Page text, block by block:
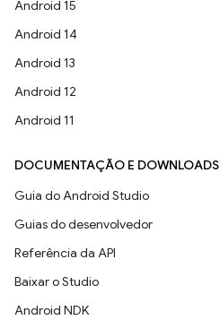
Android 15
Android 14
Android 13
Android 12
Android 11
DOCUMENTAÇÃO E DOWNLOADS
Guia do Android Studio
Guias do desenvolvedor
Referência da API
Baixar o Studio
Android NDK